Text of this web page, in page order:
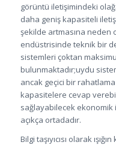
görüntü iletişimindeki
daha geniş kapasiteli
şekilde artmasına neden
endüstrisinde teknik bir
sistemleri çoktan
bulunmaktadır;uydu
ancak geçici bir
kapasitelere cevap
sağlayabilecek
açıkça ortadadır.
Bilgi taşıyıcısı olarak